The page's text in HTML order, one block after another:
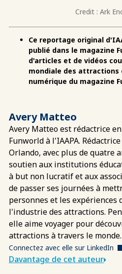
Credit : Ark
Ce reportage original
publié dans le magazine
d'articles et de vidéos
mondiale des attractions
numérique du magazine
Avery Matteo
Avery Matteo est rédactrice
Funworld à l'IAAPA.
Orlando, avec plus de quatre
soutien aux institutions
à but non lucratif et aux
de passer ses journées à
personnes et les expériences
l'industrie des attractions.
elle aime voyager pour
attractions à travers le monde.
Connectez avec elle sur LinkedIn
Davantage de cet auteur